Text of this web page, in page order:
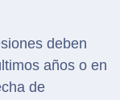
deben
años o en
de